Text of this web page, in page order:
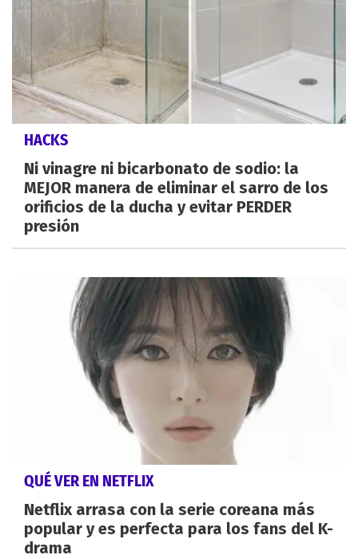
HACKS
Ni vinagre ni bicarbonato de sodio: la
MEJOR manera de eliminar el sarro de los
orificios de la ducha y evitar PERDER
presión
QUÉ VER EN NETFLIX
Netflix arrasa con la serie coreana más
popular y es perfecta para los fans del K-
drama